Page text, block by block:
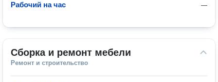
—
Рабочий на час
Сборка и ремонт мебели
Ремонт и строительство